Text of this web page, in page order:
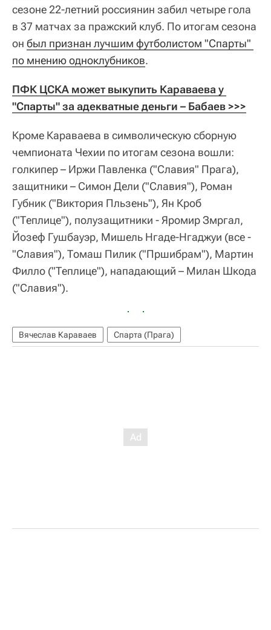
сезоне 22-летний россиянин забил четыре гола
в 37 матчах за пражский клуб. По итогам сезона
он был признан лучшим футболистом "Спарты"
по мнению одноклубников.
ПФК ЦСКА может выкупить Караваева у
"Спарты" за адекватные деньги – Бабаев >>>
Кроме Караваева в символическую сборную
чемпионата Чехии по итогам сезона вошли:
голкипер – Иржи Павленка ("Славия" Прага),
защитники – Симон Дели ("Славия"), Роман
Губник ("Виктория Пльзень"), Ян Кроб
("Теплице"), полузащитники - Яромир Змргал,
Йозеф Гушбауэр, Мишель Нгаде-Нгаджуи (все -
"Славия"), Томаш Пилик ("Пршибрам"), Мартин
Филло ("Теплице"), нападающий – Милан Шкода
("Славия").
Вячеслав Караваев Спарта (Прага)